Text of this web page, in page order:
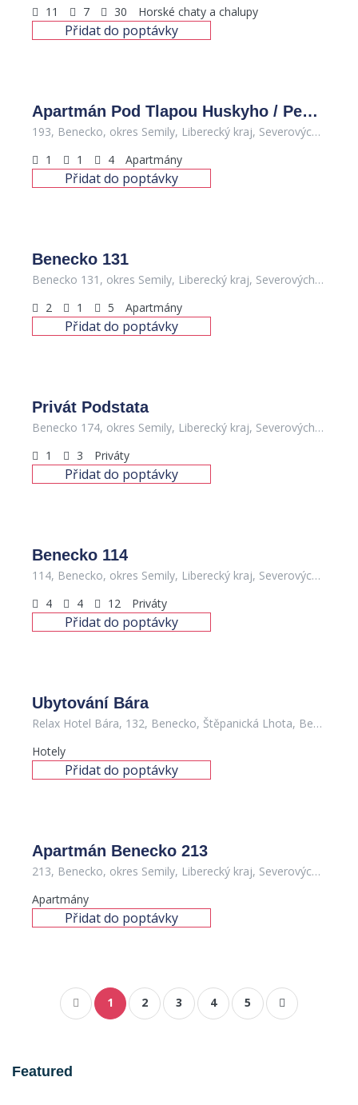
11
7 30 Horské chaty a chalupy
Přidat do poptávky
Apartmán Pod Tlapou Huskyho / Penzion HUSKY
193, Benecko, okres Semily, Liberecký kraj, Severovýchod, 512 37, Česko
1
1 4 Apartmány
Přidat do poptávky
Benecko 131
Benecko 131, okres Semily, Liberecký kraj, Severovýchod, 512 37, Česko
2
1 5 Apartmány
Přidat do poptávky
Privát Podstata
Benecko 174, okres Semily, Liberecký kraj, Severovýchod, 512 37, Česko
1
3 Priváty
Přidat do poptávky
Benecko 114
114, Benecko, okres Semily, Liberecký kraj, Severovýchod, 512 37, Česko
4
4 12 Priváty
Přidat do poptávky
Ubytování Bára
Relax Hotel Bára, 132, Benecko, Štěpanická Lhota, Benecko, okres Semily, Liberecký kraj, Severovýchod, 512 37, Česko
Hotely
Přidat do poptávky
Apartmán Benecko 213
213, Benecko, okres Semily, Liberecký kraj, Severovýchod, 512 37, Česko
Apartmány
Přidat do poptávky
1 2 3 4 5
Featured